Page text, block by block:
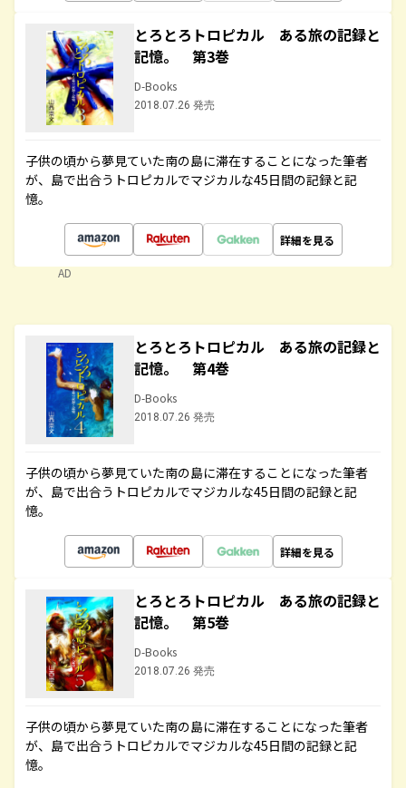
とろとろトロピカル ある旅の記録と
記憶。 第3巻
D-Books
2018.07.26 発売
子供の頃から夢見ていた南の島に滞在することになった筆者
が、島で出合うトロピカルでマジカルな45日間の記録と記
憶。
詳細を見る
AD
とろとろトロピカル ある旅の記録と
記憶。 第4巻
D-Books
2018.07.26 発売
子供の頃から夢見ていた南の島に滞在することになった筆者
が、島で出合うトロピカルでマジカルな45日間の記録と記
憶。
詳細を見る
とろとろトロピカル ある旅の記録と
記憶。 第5巻
D-Books
2018.07.26 発売
子供の頃から夢見ていた南の島に滞在することになった筆者
が、島で出合うトロピカルでマジカルな45日間の記録と記
憶。